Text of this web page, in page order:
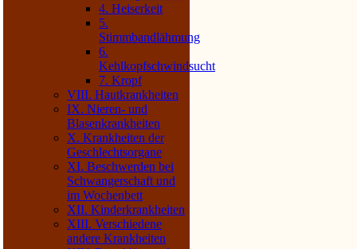
4. Heiserkeit
5.
Stimmbandlähmung
6.
Kehlkopfschwindsucht
7. Kropf
VIII. Hautkrankheiten
IX. Nieren- und
Blasenkrankheiten
X. Krankheiten der
Geschlechtsorgane
XI. Beschwerden bei
Schwangerschaft und
im Wochenbett
XII. Kinderkrankheiten
XIII. Verschiedene
andere Krankheiten